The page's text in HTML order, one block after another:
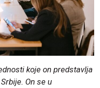
koje on predstavlja
On se u